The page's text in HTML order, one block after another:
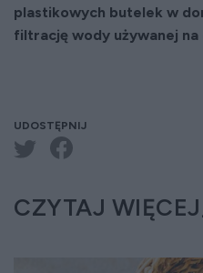
plastikowych butelek w
filtrację wody używanej na
UDOSTĘPNIJ
CZYTAJ WIĘCEJ